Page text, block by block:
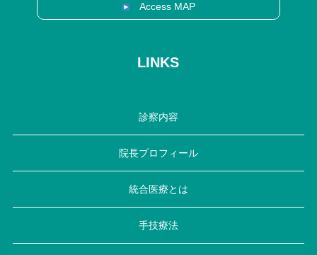
Access MAP
LINKS
診察内容
院長プロフィール
統合医療とは
手技療法